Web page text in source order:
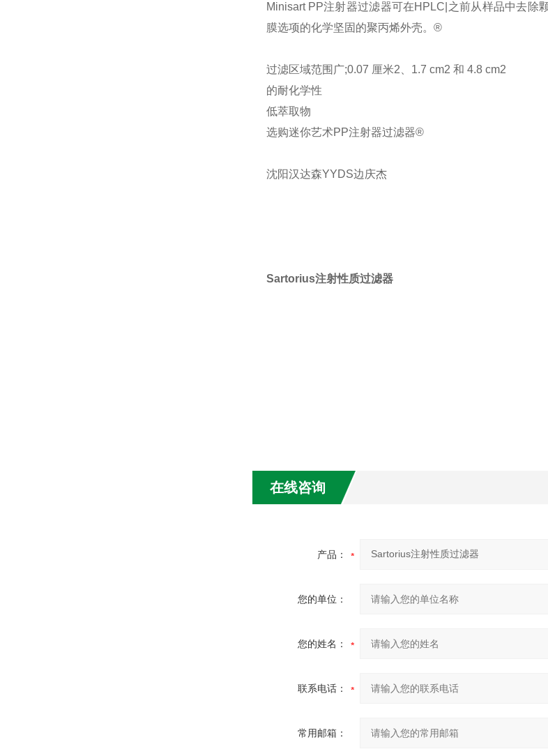
Minisart PP注射器过滤器可在HPLC|之前从样品中去
膜选项的化学坚固的聚丙烯外壳。®
过滤区域范围广;0.07 厘米2、1.7 cm2 和 4.8 cm2
的耐化学性
低萃取物
选购迷你艺术PP注射器过滤器®
沈阳汉达森YYDS边庆杰
Sartorius注射性质过滤器
在线咨询
产品：
您的单位：
您的姓名：
联系电话：
常用邮箱：